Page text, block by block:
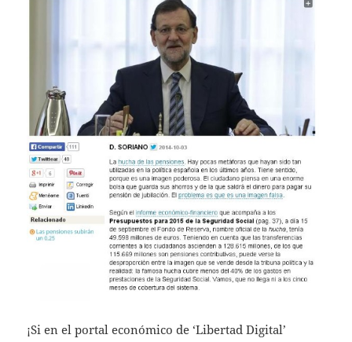
¡Si en el portal económico de ‘Libertad Digital’